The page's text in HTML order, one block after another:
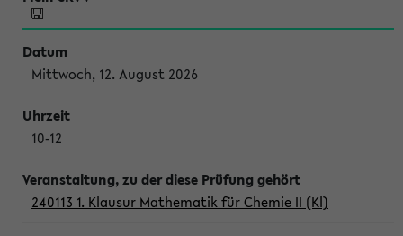
Mittwoch, 12. August 2026
10-12
240113 1. Klausur Mathematik für Chemie II (Kl)